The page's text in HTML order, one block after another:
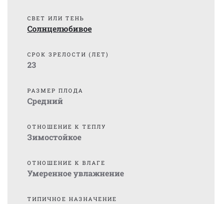
СВЕТ ИЛИ ТЕНЬ
Солнцелюбивое
СРОК ЗРЕЛОСТИ (ЛЕТ)
23
РАЗМЕР ПЛОДА
Средний
ОТНОШЕНИЕ К ТЕПЛУ
Зимостойкое
ОТНОШЕНИЕ К ВЛАГЕ
Умеренное увлажнение
ТИПИЧНОЕ НАЗНАЧЕНИЕ